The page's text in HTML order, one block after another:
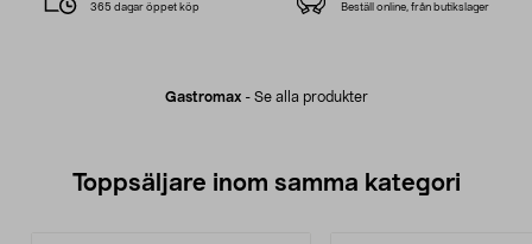
Gastromax- Se alla produkter
365 dagar öppet köp Beställ online, från butikslager
Toppsäljare inom samma kategori